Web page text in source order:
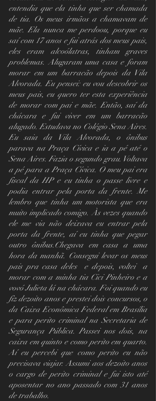
entendia que ela tinha que ser chamada
de tia. Os meus irmãos a chamavam de
mãe. Ela nunca me perdoou, porque eu
saí com 17 anos e fui atrás dos meus pais,
eles eram alcoólatras, tinham graves
problemas. Alugaram uma casa e foram
morar em um barracão depois da Vila
Alvorada. Eu pensei: eu vou descobrir os
meus pais, eu quero ter esta experiência
de morar com pai e mãe. Então, saí da
chácara e fui viver em um barracão
alugado. Estudava no Colégio Sena Aires.
Eu saia da Vila Alvorada, o ônibus
parava na Praça Cívica e ia a pé até o
Sena Aires. Fazia o segundo grau. Voltava
a pé para a Praça Cívica. O meu pai era
fiscal da HP e eu tinha o passe livre e
podia entrar pela porta da frente. Me
lembro que tinha um motorista que era
muito implicado comigo. Às vezes quando
ele me via não deixava eu entrar pela
porta da frente, aí eu tinha que pegar
outro ônibus.Chegava em casa a uma
hora da manhã. Consegui levar os meus
pais pra casa deles  e depois, voltei  a
morar com a minha tia Cici Pinheiro e a
vovó Julieta lá na chácara. Foi quando eu
fiz dezoito anos e prestei dois concursos, o
da Caixa Econômica Federal em Brasília
e para perito criminal na Secretaria de
Segurança Pública. Passei nos dois, na
caixa em quinto e como perito em quarto.
Aí eu percebi que como perito eu não
precisava viajar. Assumi aos dezoito anos
o cargo de perito criminal e fui isto até
aposentar no ano passado com 31 anos
de trabalho.